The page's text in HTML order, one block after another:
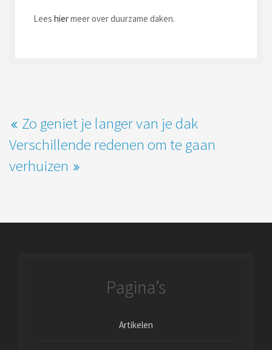
Lees hiermeer over duurzame daken.
Zo geniet je langer van je dak
Verschillende redenen om te gaan
verhuizen
Pagina’s
Artikelen